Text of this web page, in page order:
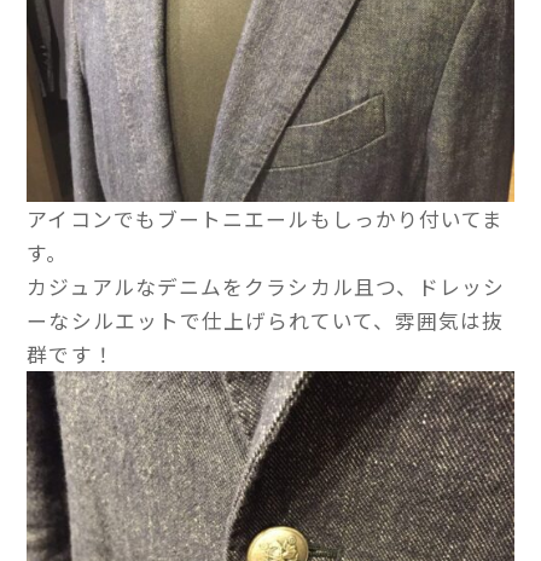
アイコンでもブートニエールもしっかり付いてま
す。
カジュアルなデニムをクラシカル且つ、ドレッシ
ーなシルエットで仕上げられていて、雰囲気は抜
群です！